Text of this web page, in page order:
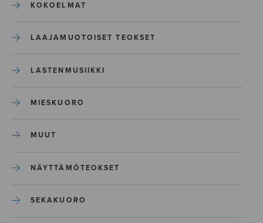
KOKOELMAT
LAAJAMUOTOISET TEOKSET
LASTENMUSIIKKI
MIESKUORO
MUUT
NÄYTTÄMÖTEOKSET
SEKAKUORO